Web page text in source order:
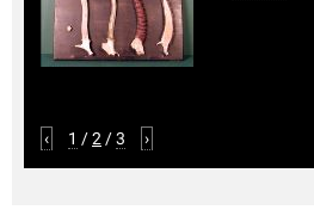
‹ 1 /2 /3 ›